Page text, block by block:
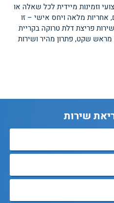
וזמינות מיידית לכל שאלה או
אחריות מלאה ויחס אישי – זו
פריצת דלת טרוקה בקריית
מראש שקט, פתרון מהיר ושירות
שירות